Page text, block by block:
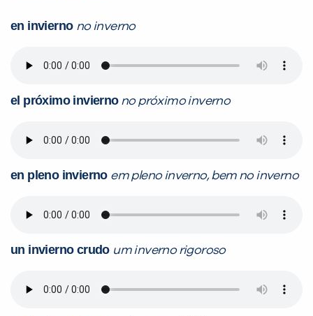
en invierno no inverno
el próximo invierno no próximo inverno
en pleno invierno em pleno inverno, bem no inverno
un invierno crudo um inverno rigoroso
VOLTAR